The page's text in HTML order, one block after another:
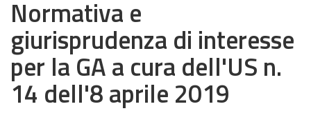
Normativa e
giurisprudenza di interesse
per la GA a cura dell'US n.
14 dell'8 aprile 2019